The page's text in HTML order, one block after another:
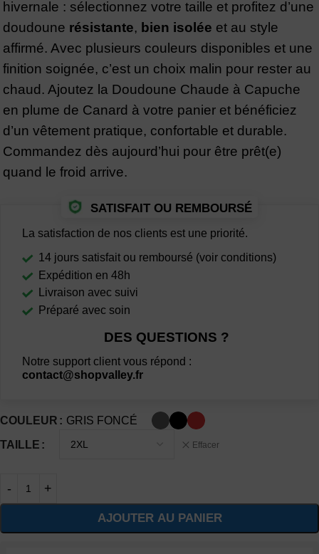
hivernale : sélectionnez votre taille et profitez d’une
doudoune résistante, bien isolée et au style
affirmé. Avec plusieurs couleurs disponibles et une
finition soignée, c’est un choix malin pour rester au
chaud. Ajoutez la Doudoune Chaude à Capuche
en plume de Canard à votre panier et bénéficiez
d’un vêtement pratique, confortable et durable.
Commandez dès aujourd’hui pour être prêt(e)
quand le froid arrive.
SATISFAIT OU REMBOURSÉ
La satisfaction de nos clients est une priorité.
14 jours satisfait ou remboursé (voir conditions)
Expédition en 48h
Livraison avec suivi
Préparé avec soin
DES QUESTIONS ?
Notre support client vous répond :
contact@shopvalley.fr
COULEUR
GRIS FONCÉ
TAILLE
Effacer
AJOUTER AU PANIER